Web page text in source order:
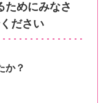
ためにみなさ
ださい
か？